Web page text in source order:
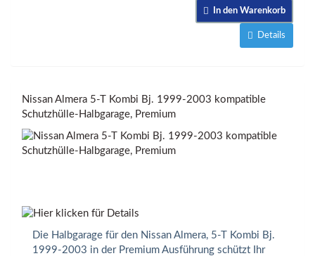
In den Warenkorb
Details
Nissan Almera 5-T Kombi Bj. 1999-2003 kompatible
Schutzhülle-Halbgarage, Premium
Die Halbgarage für den Nissan Almera, 5-T Kombi Bj.
1999-2003 in der Premium Ausführung schützt Ihr